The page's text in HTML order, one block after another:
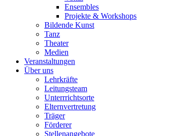
Ensembles
Projekte & Workshops
Bildende Kunst
Tanz
Theater
Medien
Veranstaltungen
Über uns
Lehrkräfte
Leitungsteam
Unterrrichtsorte
Elternvertretung
Träger
Förderer
Stellenangebote